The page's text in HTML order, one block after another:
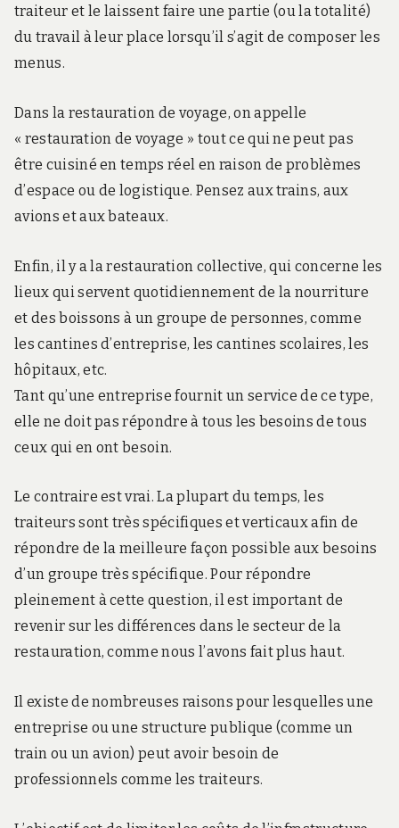
traiteur et le laissent faire une partie (ou la totalité)
du travail à leur place lorsqu’il s’agit de composer les
menus.
Dans la restauration de voyage, on appelle
« restauration de voyage » tout ce qui ne peut pas
être cuisiné en temps réel en raison de problèmes
d’espace ou de logistique. Pensez aux trains, aux
avions et aux bateaux.
Enfin, il y a la restauration collective, qui concerne les
lieux qui servent quotidiennement de la nourriture
et des boissons à un groupe de personnes, comme
les cantines d’entreprise, les cantines scolaires, les
hôpitaux, etc.
Tant qu’une entreprise fournit un service de ce type,
elle ne doit pas répondre à tous les besoins de tous
ceux qui en ont besoin.
Le contraire est vrai. La plupart du temps, les
traiteurs sont très spécifiques et verticaux afin de
répondre de la meilleure façon possible aux besoins
d’un groupe très spécifique. Pour répondre
pleinement à cette question, il est important de
revenir sur les différences dans le secteur de la
restauration, comme nous l’avons fait plus haut.
Il existe de nombreuses raisons pour lesquelles une
entreprise ou une structure publique (comme un
train ou un avion) peut avoir besoin de
professionnels comme les traiteurs.